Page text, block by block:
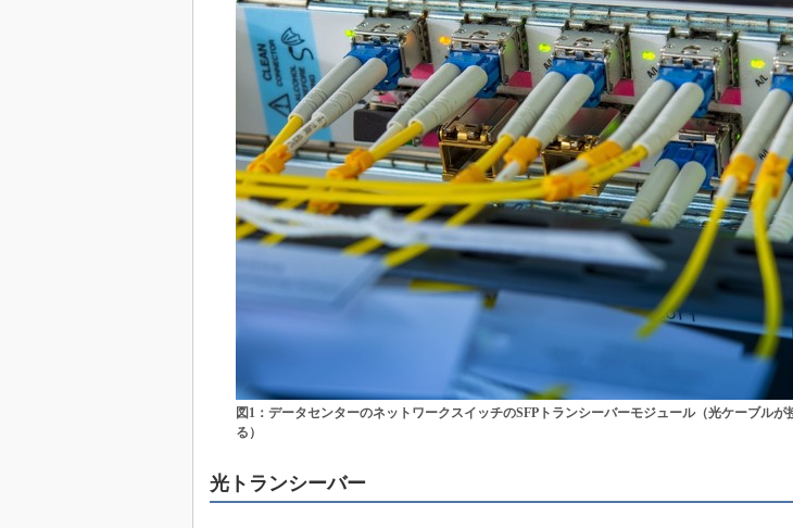
図1：データセンターのネットワークスイッチのSFPトランシーバーモジュール（光ケーブルが
る）
光トランシーバー